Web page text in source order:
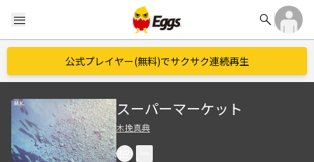
menu search
公式プレイヤー(無料)でサクサク連続再生
スーパーマーケット
木挽真典